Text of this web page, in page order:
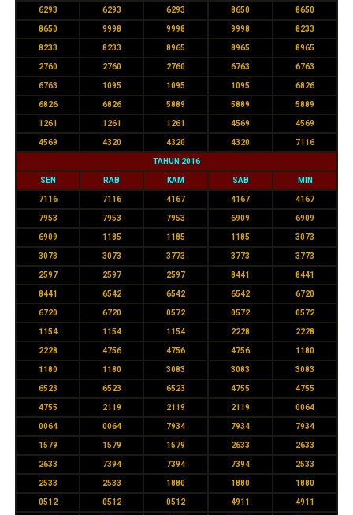
6293 6293 6293 8650 8650
8650 9998 9998 9998 8233
8233 8233 8965 8965 8965
2760 2760 2760 6763 6763
6763 1095 1095 1095 6826
6826 6826 5889 5889 5889
1261 1261 1261 4569 4569
4569 4320 4320 4320 7116
TAHUN 2016
SEN RAB KAM SAB MIN
7116 7116 4167 4167 4167
7953 7953 7953 6909 6909
6909 1185 1185 1185 3073
3073 3073 3773 3773 3773
2597 2597 2597 8441 8441
8441 6542 6542 6542 6720
6720 6720 0572 0572 0572
1154 1154 1154 2228 2228
2228 4756 4756 4756 1180
1180 1180 3083 3083 3083
6523 6523 6523 4755 4755
4755 2119 2119 2119 0064
0064 0064 7934 7934 7934
1579 1579 1579 2633 2633
2633 7394 7394 7394 2533
2533 2533 1880 1880 1880
0512 0512 0512 4911 4911